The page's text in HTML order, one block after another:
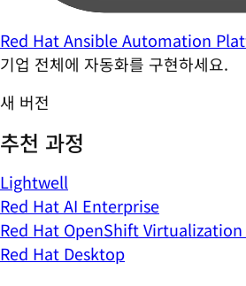
Red Hat Ansible Automation
기업 전체에 자동화를 구현하세요.
새 버전
추천 과정
Lightwell
Red Hat AI Enterprise
Red Hat OpenShift
Red Hat Desktop